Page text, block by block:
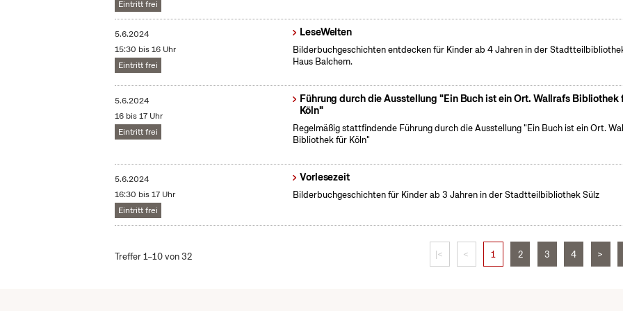
Eintritt frei
5.6.2024
15:30 bis 16 Uhr
Eintritt frei
LeseWelten
Bilderbuchgeschichten entdecken für Kinder ab 4 Jahren in der
Haus Balchem.
5.6.2024
16 bis 17 Uhr
Eintritt frei
Führung durch die Ausstellung "Ein Buch ist ein Ort. Wallrafs Bibliothek
Köln"
Regelmäßig stattfindende Führung durch die Ausstellung "Ein Buch ist ein Ort.
Bibliothek für Köln"
5.6.2024
16:30 bis 17 Uhr
Eintritt frei
Vorlesezeit
Bilderbuchgeschichten für Kinder ab 3 Jahren in der Stadtteilbibliothek Sülz
Treffer 1–10 von 32 |< < 1 2 3 4 >